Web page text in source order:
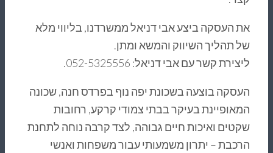
את העסקה ביצע אבי דניאל ממשרדנו, בליווי מלא
של תהליך השיווק והמשא ומתן.
ליצירת קשר עם אבי דניאל: 052-5325556.
העסקה בוצעה בשכונת יפה נוף בפרדס חנה, שכונה
המאופיינת בעיקר בבתי צמודי קרקע, רחובות
שקטים ואיכות חיים גבוהה, לצד קרבה נוחה לתחנת
הרכבת – יתרון משמעותי עבור משפחות ואנשי